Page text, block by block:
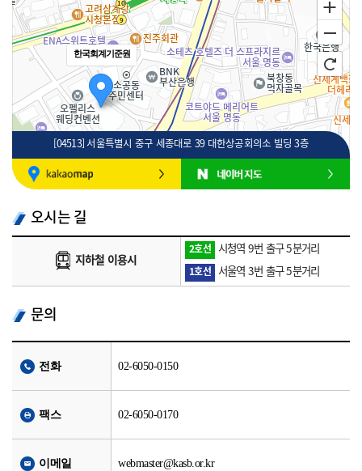
한국회계기준원
100m
[04513] 서울특별시 중구 세종대로 39 대한상공회의소 빌딩 3층
오시는 길
지하철 이용시
2호선 시청역 9번 출구 5분거리
1호선 서울역 3번 출구 5분거리
문의
전화 02-6050-0150
팩스 02-6050-0170
이메일 webmaster@kasb.or.kr